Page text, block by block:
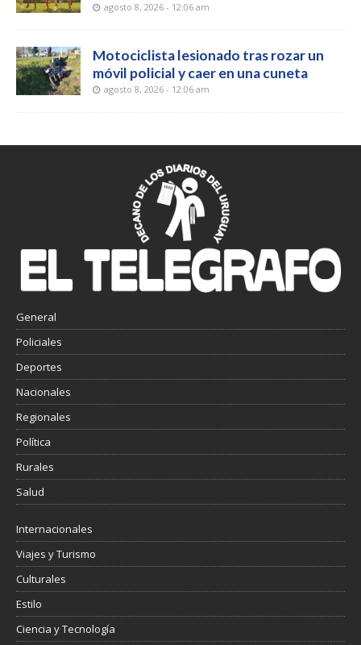
agosto 8, 2026 - 12:06 am
Motociclista lesionado tras rozar un
móvil policial y caer en una cuneta
agosto 8, 2026 - 12:06 am
General
Policiales
Deportes
Nacionales
Regionales
Política
Rurales
Salud
Internacionales
Viajes y Turismo
Culturales
Estilo
Ciencia y Tecnología